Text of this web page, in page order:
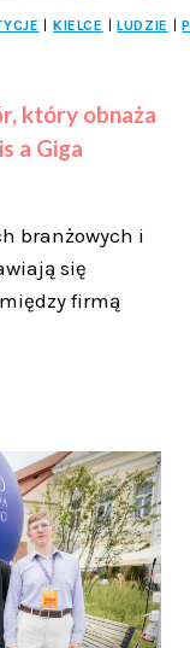
KIELCE LUDZIE
który obnaża
a Giga
branżowych i
się
firmą